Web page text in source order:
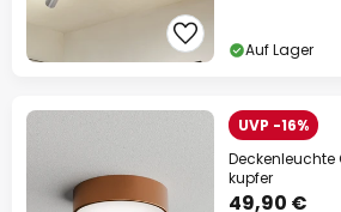
Auf Lager
UVP -16%
Deckenleuchte
kupfer
49,90 €